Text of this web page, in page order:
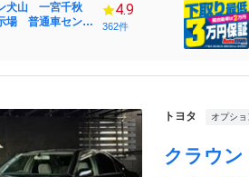
犬山 一宮千秋
場 普通車センタ
4.9
362件
トヨタ オプショ